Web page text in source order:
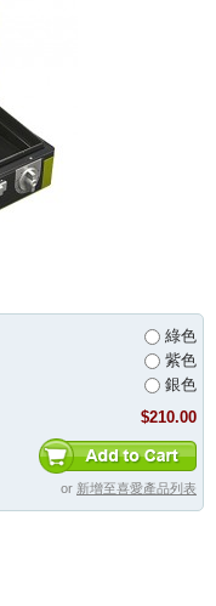
綠色
紫色
銀色
$210.00
or 新增至喜愛產品列表